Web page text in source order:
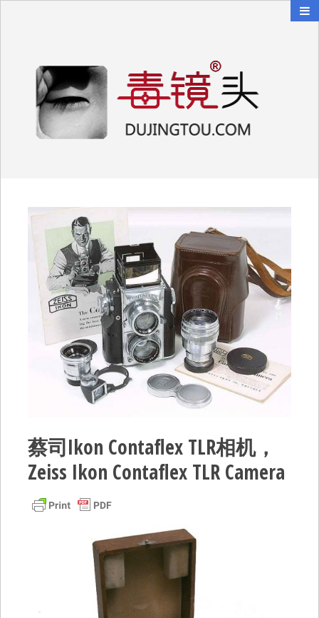
蔡司Ikon Contaflex TLR相机，
Zeiss Ikon Contaflex TLR Camera